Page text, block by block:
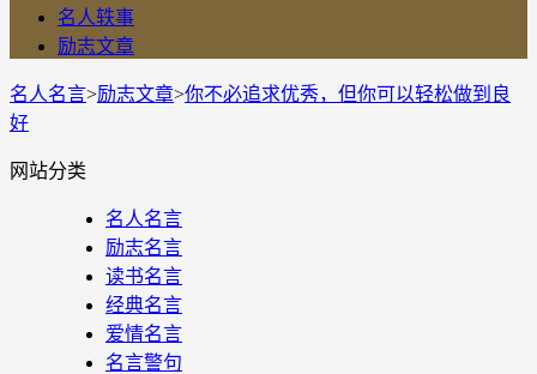
名人轶事
励志文章
名人名言>励志文章>你不必追求优秀，但你可以轻松做到良
好
网站分类
名人名言
励志名言
读书名言
经典名言
爱情名言
名言警句